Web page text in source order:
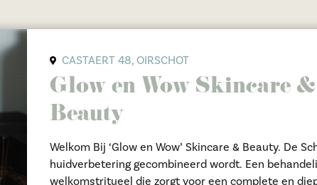
CASTAERT 48, OIRSCHOT
Glow en Wow Skincare &
Beauty
Welkom Bij ‘Glow en Wow’ Skincare & Beauty. De
huidverbetering gecombineerd wordt. Een
welkomstritueel die zorgt voor een complete en